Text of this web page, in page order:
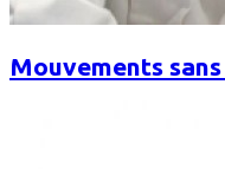
Mouvements